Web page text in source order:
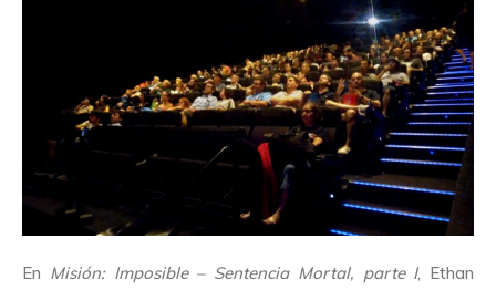
En Misión: Imposible – Sentencia Mortal, parte I, Ethan